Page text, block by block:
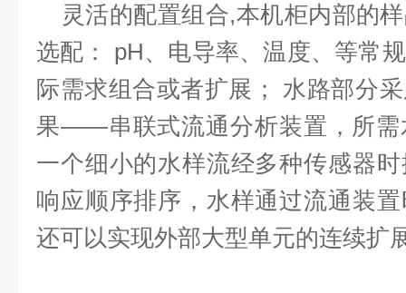
灵活的配置组合,本机柜内部的
选配 ：
pH、电导率、温度、等常
际需求组合或者扩展； 水路部分
果——串联式流通分析装置，所需
一个细小的水样流经多种传感器
响应顺序排序，水样通过流通装
还可以实现外部大型单元的连续